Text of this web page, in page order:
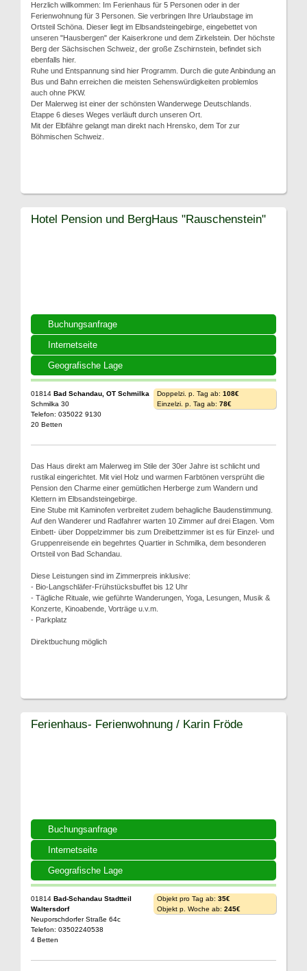
Herzlich willkommen: Im Ferienhaus für 5 Personen oder in der
Ferienwohnung für 3 Personen. Sie verbringen Ihre Urlaubstage im
Ortsteil Schöna. Dieser liegt im Elbsandsteingebirge, eingebettet von
unseren "Hausbergen" der Kaiserkrone und dem Zirkelstein. Der höchste
Berg der Sächsischen Schweiz, der große Zschirnstein, befindet sich
ebenfalls hier.
Ruhe und Entspannung sind hier Programm. Durch die gute Anbindung an
Bus und Bahn erreichen die meisten Sehenswürdigkeiten problemlos
auch ohne PKW.
Der Malerweg ist einer der schönsten Wanderwege Deutschlands.
Etappe 6 dieses Weges verläuft durch unseren Ort.
Mit der Elbfähre gelangt man direkt nach Hrensko, dem Tor zur
Böhmischen Schweiz.
Buchungsanfrage
Internetseite
Geografische Lage
Hotel Pension und BergHaus "Rauschenstein"
01814 Bad Schandau, OT Schmilka
Schmilka 30
Telefon: 035022 9130
20 Betten
Doppelzi. p. Tag ab: 108€
Einzelzi. p. Tag ab: 78€
Das Haus direkt am Malerweg im Stile der 30er Jahre ist schlicht und
rustikal eingerichtet. Mit viel Holz und warmen Farbtönen versprüht die
Pension den Charme einer gemütlichen Herberge zum Wandern und
Klettern im Elbsandsteingebirge.
Eine Stube mit Kaminofen verbreitet zudem behagliche Baudenstimmung.
Auf den Wanderer und Radfahrer warten 10 Zimmer auf drei Etagen. Vom
Einbett- über Doppelzimmer bis zum Dreibettzimmer ist es für Einzel- und
Gruppenreisende ein begehrtes Quartier in Schmilka, dem besonderen
Ortsteil von Bad Schandau.
Diese Leistungen sind im Zimmerpreis inklusive:
- Bio-Langschläfer-Frühstücksbuffet bis 12 Uhr
- Tägliche Rituale, wie geführte Wanderungen, Yoga, Lesungen, Musik &
Konzerte, Kinoabende, Vorträge u.v.m.
- Parkplatz
Direktbuchung möglich
Buchungsanfrage
Internetseite
Geografische Lage
Ferienhaus- Ferienwohnung / Karin Fröde
01814 Bad-Schandau Stadtteil
Waltersdorf
Neuporschdorfer Straße 64c
Telefon: 03502240538
4 Betten
Objekt pro Tag ab: 35€
Objekt p. Woche ab: 245€